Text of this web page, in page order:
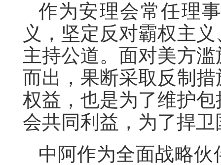
作为安理会常任理
义，坚定反对霸权主
主持公道。面对美方
而出，果断采取反制
权益，也是为了维护
会共同利益，为了捍
中阿作为全面战略